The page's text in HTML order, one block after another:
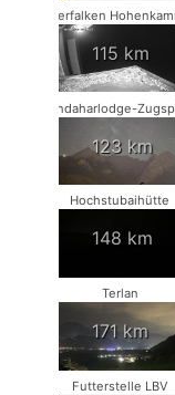
Wanderfalken
115 km
Kandaharlodge-
123 km
Hochstubaihütte
148 km
Terlan
171 km
Futterstelle LBV